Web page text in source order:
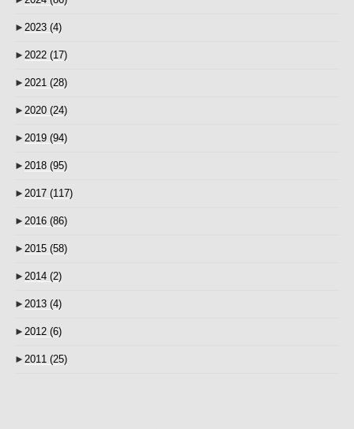
► 2023 (4)
► 2022 (17)
► 2021 (28)
► 2020 (24)
► 2019 (94)
► 2018 (95)
► 2017 (117)
► 2016 (86)
► 2015 (58)
► 2014 (2)
► 2013 (4)
► 2012 (6)
► 2011 (25)